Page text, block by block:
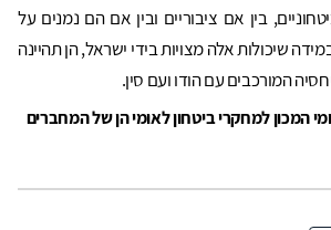
בין אם ציבוריים ובין אם הם נמנים על
שיכולות אלה מצויות בידי ישראל, הן תהיינה
יחסיה המורכבים עם הודו ועם סין.
המכון למחקרי ביטחון לאומי הן של המחברים